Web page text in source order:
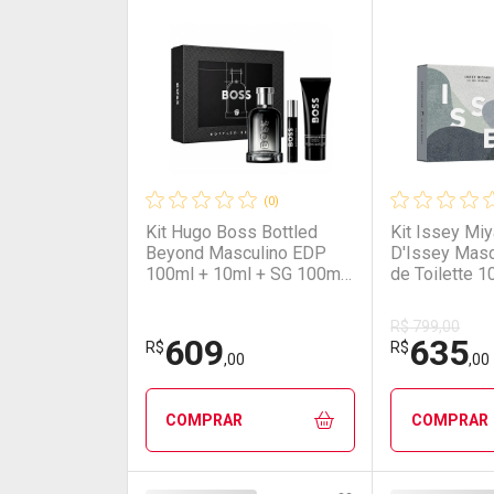
(0)
Kit Hugo Boss Bottled
Beyond Masculino EDP
100ml + 10ml + SG 100ml
R$609,00
COMPRAR
Kit Issey
D'Issey
de Toilette
R$ 799,00
R$635,00
COMPRAR